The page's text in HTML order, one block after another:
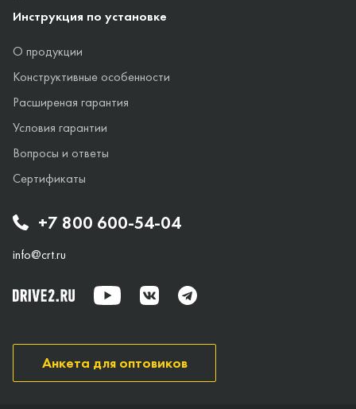
+7 800 600-54-04
info@crt.ru
Инструкция по установке
О продукции
Конструктивные особенности
Расширеная гарантия
Условия гарантии
Вопросы и ответы
Сертификаты
Анкета для оптовиков